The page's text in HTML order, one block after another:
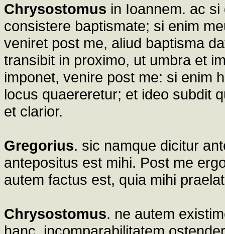
Chrysostomus in Ioannem. ac
consistere baptismate; si enim
veniret post me, aliud baptisma
transibit in proximo, ut umbra et
imponet, venire post me: si enim
locus quaereretur; et ideo subdit
et clarior.
Gregorius. sic namque dicitur
antepositus est mihi. Post me
autem factus est, quia mihi
Chrysostomus. ne autem